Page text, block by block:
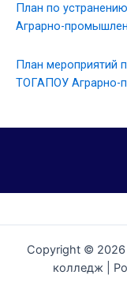
План по
Аграрно-
План мероприятий
ТОГАПОУ Аграрно-
Copyright ©
колледж |